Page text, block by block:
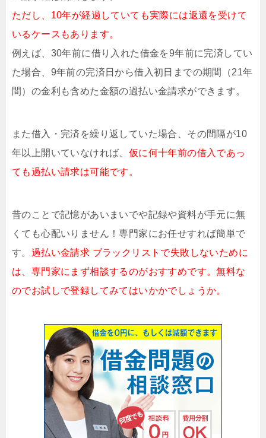
ただし、10年が経過していても実際には返還を受けて
いるケースもあります。
例えば、30年前に借り入れた借金を9年前に完済してい
た場合、9年前の完済日から借入初日までの期間（21年
間）の金利も含めた金額の過払い金請求ができます。
また借入・完済を繰り返していた場合、その間隔が10
年以上開いていなければ、 仮に何十年前の借入であっ
ても過払い請求は可能です。
昔のことで記憶があいまいでや記録や資料が手元に無
くても心配いりません！専門家にお任せすれば簡単で
す。 過払い金請求 ブラックリストで失敗しないために
は、専門家にまず相談するのがおすすめです。無料な
のでお試しで登録してみてはいかかでしょうか。